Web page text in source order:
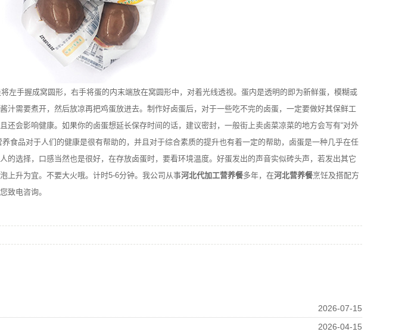
手握成窝圆形，右手将蛋的内末端放在窝圆形中，对着光线透视。蛋内是透明的即为新鲜蛋，模糊或
汁需要煮开，然后放凉再把鸡蛋放进去。制作好卤蛋后，对于一些吃不完的卤蛋，一定要做好其保鲜工
还会影响健康。如果你的卤蛋想延长保存时间的话，建议密封，一般街上卖卤菜凉菜的地方会写有“对外
食品对于人们的健康是很有帮助的，并且对于综合素质的提升也有着一定的帮助，卤蛋是一种几乎在任
的选择，口感当然也是很好，在存放卤蛋时，要看环境温度。好蛋发出的声音实似砖头声，若发出其它
上升为宜。不要大火哦。计时5-6分钟。我公司从事河北代加工营养餐多年，在河北营养餐烹饪及搭配方
致电咨询。
2026-07-15
2026-04-15